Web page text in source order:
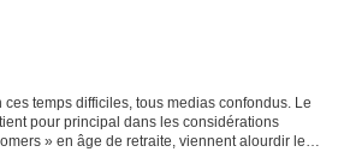
temps difficiles, tous medias confondus. Le
pour principal dans les considérations
» en âge de retraite, viennent alourdir les